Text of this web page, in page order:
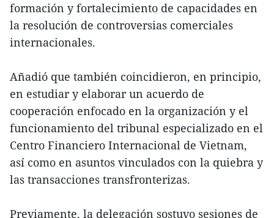
formación y fortalecimiento de capacidades en
la resolución de controversias comerciales
internacionales.
Añadió que también coincidieron, en principio,
en estudiar y elaborar un acuerdo de
cooperación enfocado en la organización y el
funcionamiento del tribunal especializado en el
Centro Financiero Internacional de Vietnam,
así como en asuntos vinculados con la quiebra y
las transacciones transfronterizas.
Previamente, la delegación sostuvo sesiones de